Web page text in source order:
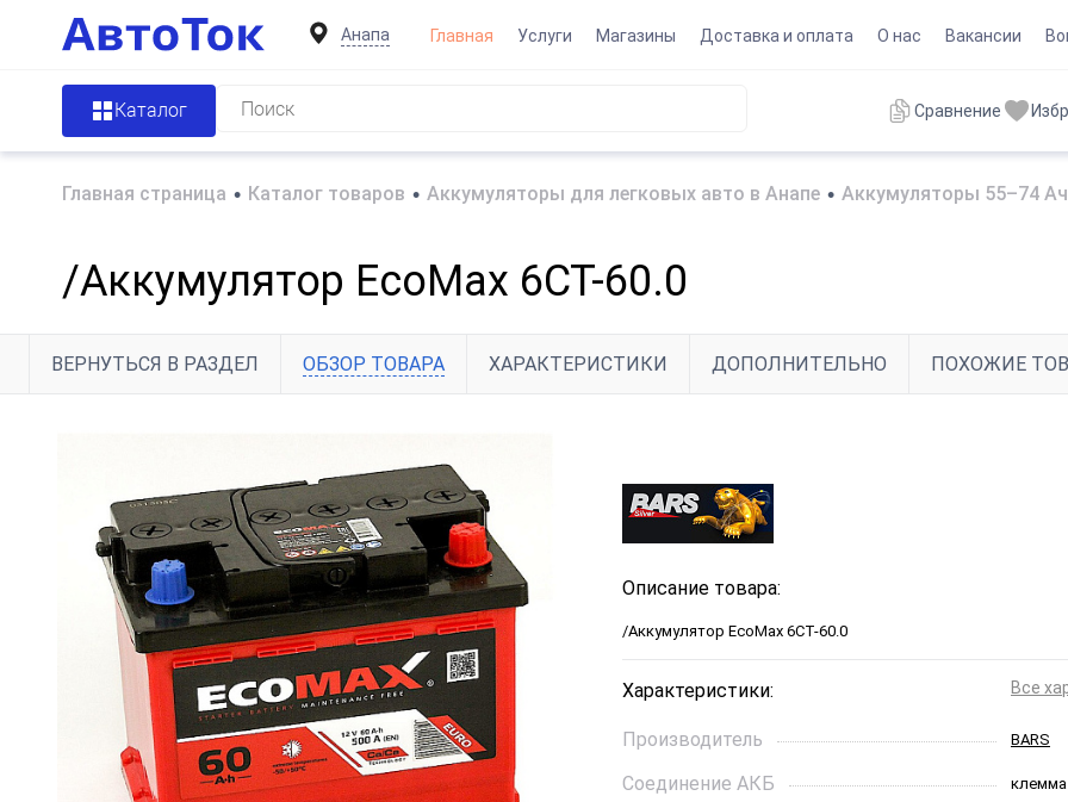
Анапа Главная Услуги Магазины Доставка и оплата О нас Вакансии
Каталог Сравнение
Главная страница • Каталог товаров • Аккумуляторы для легковых авто в Анапе • Аккумуляторы 55–74
/Аккумулятор EcoMax 6СТ-60.0
ВЕРНУТЬСЯ В РАЗДЕЛ ОБЗОР ТОВАРА ХАРАКТЕРИСТИКИ ДОПОЛНИТЕЛЬНО ПОХОЖИЕ
Описание товара:
/Аккумулятор EcoMax 6СТ-60.0
Характеристики: Все
Производитель BARS
Соединение АКБ клемма